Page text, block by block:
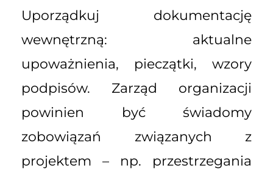
Uporządkuj dokumentację
wewnętrzną: aktualne
upoważnienia, pieczątki, wzory
podpisów. Zarząd organizacji
powinien być świadomy
zobowiązań związanych z
projektem – np. przestrzegania